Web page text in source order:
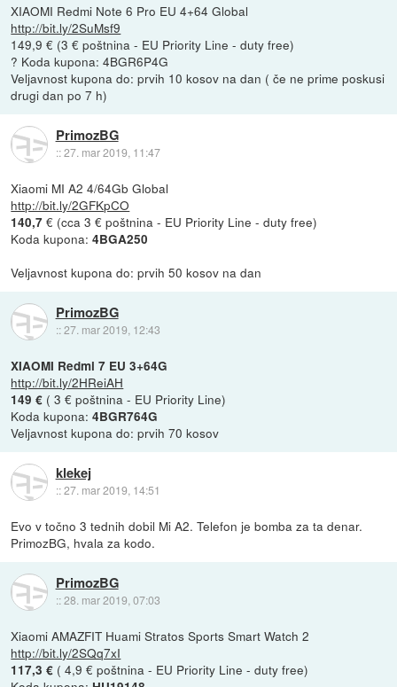
XIAOMI Redmi Note 6 Pro EU 4+64 Global
http://bit.ly/2SuMsf9
149,9 € (3 € poštnina - EU Priority Line - duty free)
? Koda kupona: 4BGR6P4G
Veljavnost kupona do: prvih 10 kosov na dan ( če ne prime poskusi
drugi dan po 7 h)
PrimozBG
::27. mar 2019, 11:47
Xiaomi MI A2 4/64Gb Global
http://bit.ly/2GFKpCO
140,7€ (cca 3 € poštnina - EU Priority Line - duty free)
Koda kupona: 4BGA250
Veljavnost kupona do: prvih 50 kosov na dan
PrimozBG
::27. mar 2019, 12:43
XIAOMI Redmi 7 EU 3+64G
http://bit.ly/2HReiAH
149 € ( 3 € poštnina - EU Priority Line)
Koda kupona: 4BGR764G
Veljavnost kupona do: prvih 70 kosov
klekej
::27. mar 2019, 14:51
Evo v točno 3 tednih dobil Mi A2. Telefon je bomba za ta denar.
PrimozBG, hvala za kodo.
PrimozBG
::28. mar 2019, 07:03
Xiaomi AMAZFIT Huami Stratos Sports Smart Watch 2
http://bit.ly/2SQq7xI
117,3 € ( 4,9 € poštnina - EU Priority Line - duty free)